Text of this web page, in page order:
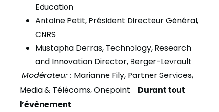
Education
Antoine Petit, Président Directeur Général,
CNRS
Mustapha Derras, Technology, Research
and Innovation Director, Berger-Levrault
Modérateur : Marianne Fily, Partner Services,
Media & Télécoms, Onepoint
Durant tout
l’évènement